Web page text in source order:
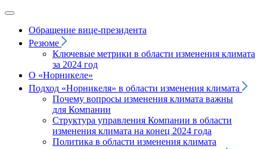
Обращение вице‑президента
Резюме
Ключевые метрики в области изменения климата
за 2024 год
О «Норникеле»
Подход «Норникеля» в области изменения климата
Почему вопросы изменения климата важны
для Компании
Структура управления Компании в области
изменения климата на конец 2024 года
Политика в области изменения климата